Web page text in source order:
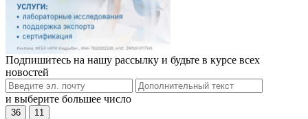
Подпишитесь на нашу рассылку и будьте в курсе всех
новостей
и выберите большее число
36 11